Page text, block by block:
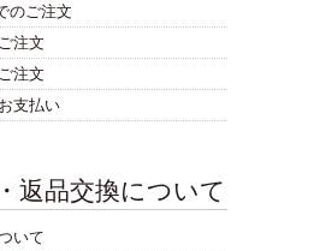
のご注文
注文
注文
支払い
返品交換について
いて